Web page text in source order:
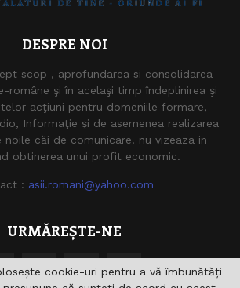
DESPRE NOI
scop , aprofundarea si consolidarea
române şi în acelaşi timp îndeplinirea şi
acţiuni pentru domeniile formare,
Informaţie şi de asemenea realizarea
noile căi de comunicare. nu vizeaza in
obtinerea unui profit economic.
: asii.romani@yahoo.com
URMĂREȘTE-NE
cookie-uri pentru a vă îmbunătăți